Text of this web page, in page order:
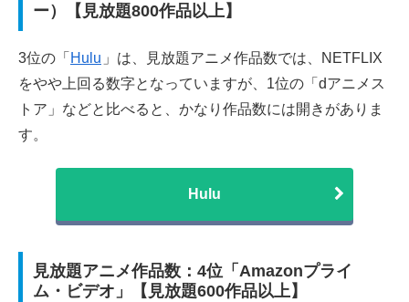
ー）【見放題800作品以上】
3位の「 Hulu 」は、見放題アニメ作品数では、NETFLIX
をやや上回る数字となっていますが、1位の「dアニメス
トア」などと比べると、かなり作品数には開きがありま
す。
Hulu
見放題アニメ作品数：4位「Amazonプライ
ム・ビデオ」【見放題600作品以上】